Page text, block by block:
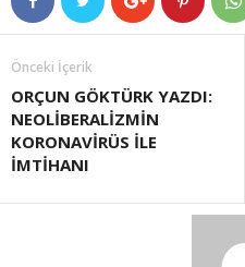
Önceki İçerik
ORÇUN GÖKTÜRK YAZDI:
NEOLİBERALİZMİN
KORONAVİRÜS İLE
İMTİHANI